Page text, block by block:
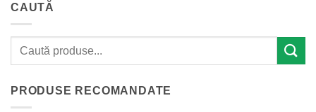
CAUTĂ
PRODUSE RECOMANDATE